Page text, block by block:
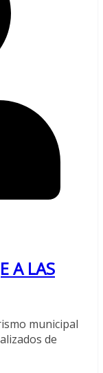
A LAS
municipal
de